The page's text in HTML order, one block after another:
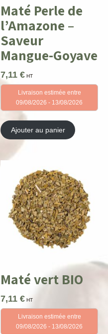
Maté Perle de
l’Amazone –
Saveur
Mangue-Goyave
7,11€ HT
Livraison estimée entre
09/08/2026 - 13/08/2026
Ajouter au panier
Maté vert BIO
7,11€ HT
Livraison estimée entre
09/08/2026 - 13/08/2026